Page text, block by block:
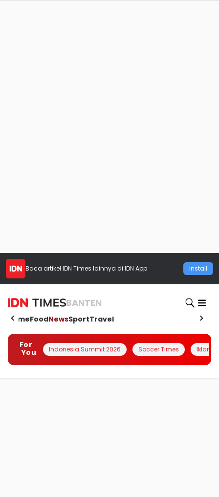
Baca artikel IDN Times lainnya di IDN App Install
BANTEN
HomeFoodNewsSportTravel
For
You
Indonesia Summit 2026 Soccer Times Iklanin